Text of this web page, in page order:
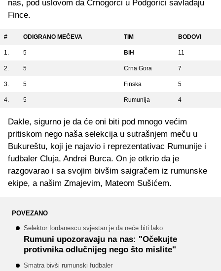
nas, pod uslovom da Crnogorci u Podgorici savladaju
Fince.
# ODIGRANO MEČEVA TIM BODOVI
1. 5 BiH 11
2. 5 Crna Gora 7
3. 5 Finska 5
4. 5 Rumunija 4
Dakle, sigurno je da će oni biti pod mnogo većim
pritiskom nego naša selekcija u sutrašnjem meču u
Bukureštu, koji je najavio i reprezentativac Rumunije i
fudbaler Cluja, Andrei Burca. On je otkrio da je
razgovarao i sa svojim bivšim saigračem iz rumunske
ekipe, a našim Zmajevim, Mateom Sušićem.
POVEZANO
Selektor Iordanescu svjestan je da neće biti lako
Rumuni upozoravaju na nas: "Očekujte
protivnika odlučnijeg nego što mislite"
Smatra bivši rumunski fudbaler